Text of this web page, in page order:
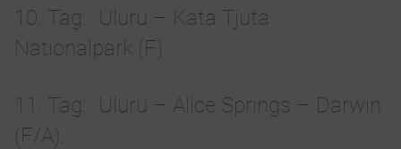
10. Tag
Uluru – Kata Tjuta
Nationalpark (F).
11. Tag
Uluru – Alice Springs – Darwin
(F/A).